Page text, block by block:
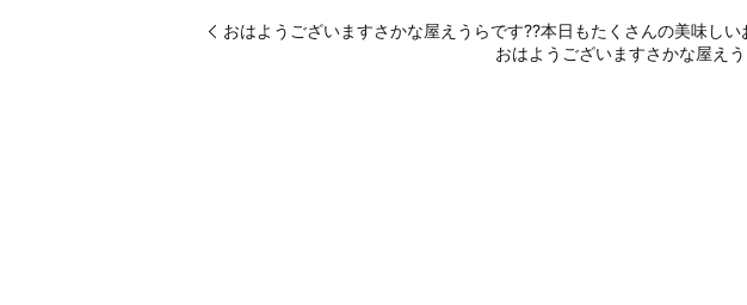
おはようございますさかな屋えうらです??本日もたくさんの美味し
おはようございますさかな屋え